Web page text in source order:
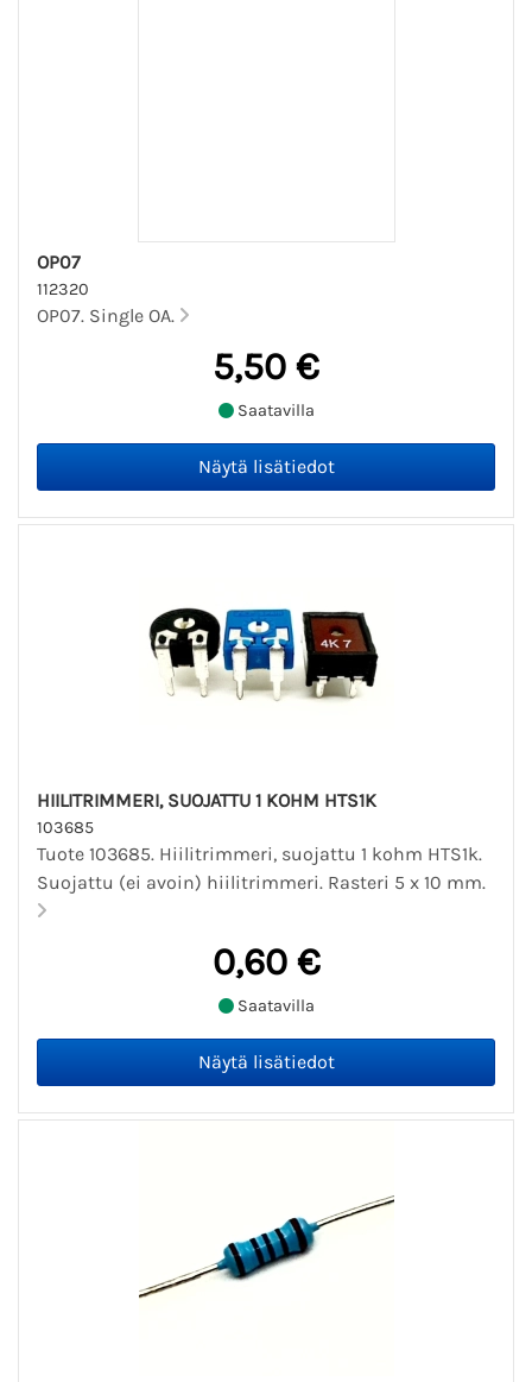
OP07
112320
OP07. Single OA.
5,50 €
Saatavilla
HIILITRIMMERI, SUOJATTU 1 KOHM HTS1K
103685
Tuote 103685. Hiilitrimmeri, suojattu 1 kohm HTS1k.
Suojattu (ei avoin) hiilitrimmeri. Rasteri 5 x 10 mm.
0,60 €
Saatavilla